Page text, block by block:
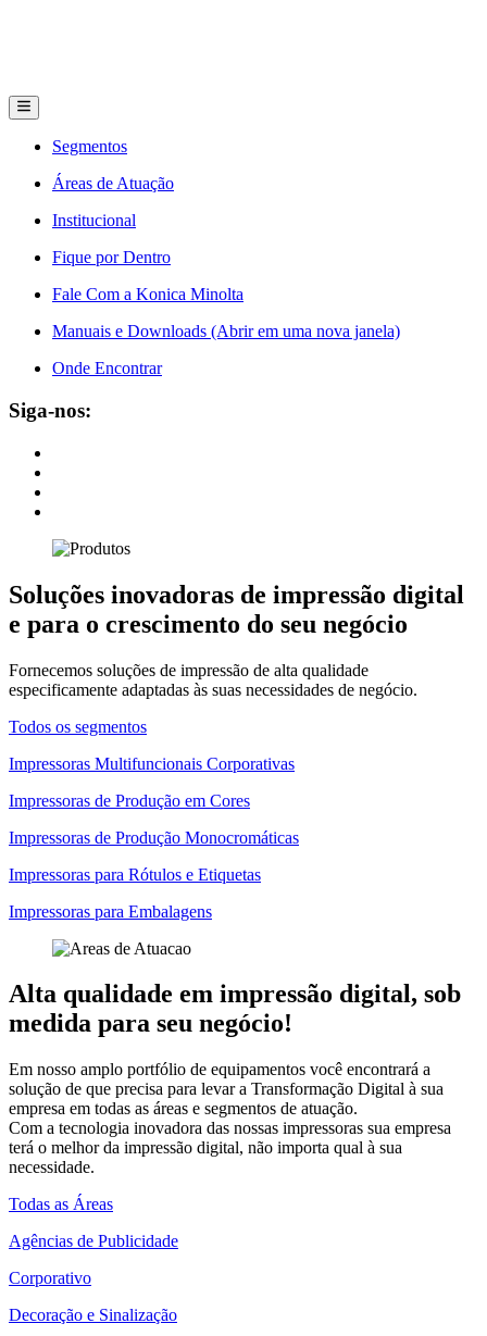
Segmentos
Áreas de Atuação
Institucional
Fique por Dentro
Fale Com a Konica Minolta
Manuais e Downloads (Abrir em uma nova janela)
Onde Encontrar
Siga-nos:
Soluções inovadoras de impressão digital
e para o crescimento do seu negócio
Fornecemos soluções de impressão de alta qualidade
especificamente adaptadas às suas necessidades de negócio.
Todos os segmentos
Impressoras Multifuncionais Corporativas
Impressoras de Produção em Cores
Impressoras de Produção Monocromáticas
Impressoras para Rótulos e Etiquetas
Impressoras para Embalagens
Alta qualidade em impressão digital, sob
medida para seu negócio!
Em nosso amplo portfólio de equipamentos você encontrará a
solução de que precisa para levar a Transformação Digital à sua
empresa em todas as áreas e segmentos de atuação.
Com a tecnologia inovadora das nossas impressoras sua empresa
terá o melhor da impressão digital, não importa qual à sua
necessidade.
Todas as Áreas
Agências de Publicidade
Corporativo
Decoração e Sinalização